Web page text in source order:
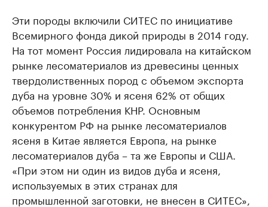
Эти породы включили СИТЕС по инициативе
Всемирного фонда дикой природы в 2014 году.
На тот момент Россия лидировала на китайском
рынке лесоматериалов из древесины ценных
твердолиственных пород с объемом экспорта
дуба на уровне 30% и ясеня 62% от общих
объемов потребления КНР. Основным
конкурентом РФ на рынке лесоматериалов
ясеня в Китае является Европа, на рынке
лесоматериалов дуба – та же Европы и США.
«При этом ни один из видов дуба и ясеня,
используемых в этих странах для
промышленной заготовки, не внесен в СИТЕС»,